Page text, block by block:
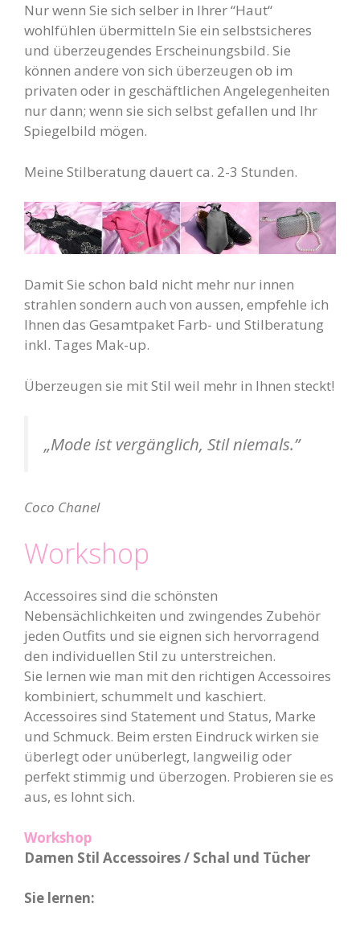
Nur wenn Sie sich selber in Ihrer “Haut“
wohlfühlen übermitteln Sie ein selbstsicheres
und überzeugendes Erscheinungsbild. Sie
können andere von sich überzeugen ob im
privaten oder in geschäftlichen Angelegenheiten
nur dann; wenn sie sich selbst gefallen und Ihr
Spiegelbild mögen.
Meine Stilberatung dauert ca. 2-3 Stunden.
Damit Sie schon bald nicht mehr nur innen
strahlen sondern auch von aussen, empfehle ich
Ihnen das Gesamtpaket Farb- und Stilberatung
inkl. Tages Mak-up.
Überzeugen sie mit Stil weil mehr in Ihnen steckt!
„Mode ist vergänglich, Stil niemals.”
Coco Chanel
Workshop
Accessoires sind die schönsten
Nebensächlichkeiten und zwingendes Zubehör
jeden Outfits und sie eignen sich hervorragend
den individuellen Stil zu unterstreichen.
Sie lernen wie man mit den richtigen Accessoires
kombiniert, schummelt und kaschiert.
Accessoires sind Statement und Status, Marke
und Schmuck. Beim ersten Eindruck wirken sie
überlegt oder unüberlegt, langweilig oder
perfekt stimmig und überzogen. Probieren sie es
aus, es lohnt sich.
Workshop
Damen Stil Accessoires / Schal und Tücher
Sie lernen: